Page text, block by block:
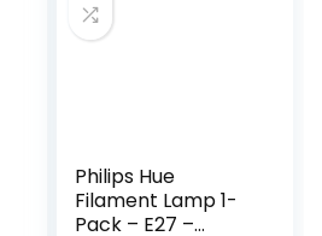
Philips Hue
Filament Lamp 1-
Pack – E27 –